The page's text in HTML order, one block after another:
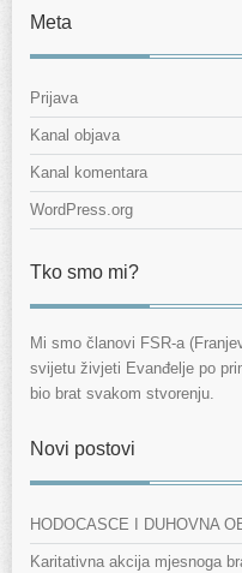
Meta
Prijava
Kanal objava
Kanal komentara
WordPress.org
Tko smo mi?
Mi smo članovi FSR-a
svijetu živjeti Evanđelje po
bio brat svakom stvorenju.
Novi postovi
HODOCASCE I DUHOVNA
Karitativna akcija mjesnoga